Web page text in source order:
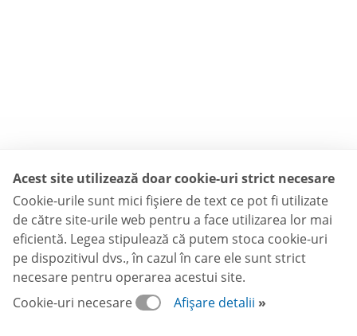
Acest site utilizează doar cookie-uri strict necesare
Cookie-urile sunt mici fişiere de text ce pot fi utilizate
de către site-urile web pentru a face utilizarea lor mai
eficientă. Legea stipulează că putem stoca cookie-uri
pe dispozitivul dvs., în cazul în care ele sunt strict
necesare pentru operarea acestui site.
Cookie-uri necesare
Afișare detalii